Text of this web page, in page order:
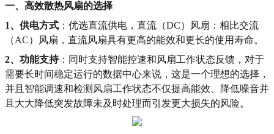
一、高效散热风扇的选择
1、供电方式 ：优选直流供电，直流（DC）风扇：相比交流
（AC）风扇，直流风扇具有更高的能效和更长的使用寿命。
2、功能支持：同时支持智能控速和风扇工作状态反馈，对于
需要长时间稳定运行的数据中心来说，这是一个理想的选择，
并且智能调速和检测风扇工作状态不仅提高能效、降低噪音并
且大大降低突发故障未及时处理而引发更大损失的风险。